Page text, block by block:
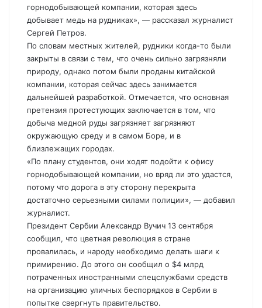
горнодобывающей компании, которая здесь
добывает медь на рудниках», — рассказал журналист
Сергей Петров.
По словам местных жителей, рудники когда-то были
закрыты в связи с тем, что очень сильно загрязняли
природу, однако потом были проданы китайской
компании, которая сейчас здесь занимается
дальнейшей разработкой. Отмечается, что основная
претензия протестующих заключается в том, что
добыча медной руды загрязняет загрязняют
окружающую среду и в самом Боре, и в
близлежащих городах.
«По плану студентов, они ходят подойти к офису
горнодобывающей компании, но вряд ли это удастся,
потому что дорога в эту сторону перекрыта
достаточно серьезными силами полиции», — добавил
журналист.
Президент Сербии Александр Вучич 13 сентября
сообщил, что цветная революция в стране
провалилась, и народу необходимо делать шаги к
примирению. До этого он сообщил о $4 млрд
потраченных иностранными спецслужбами средств
на организацию уличных беспорядков в Сербии в
попытке свергнуть правительство.